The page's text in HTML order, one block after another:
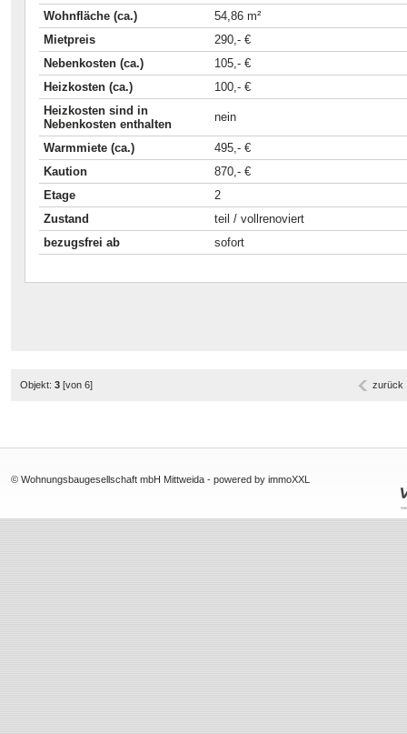
Wohnfläche (ca.)
54,86 m²
Mietpreis
290,- €
Nebenkosten (ca.)
105,- €
Heizkosten (ca.)
100,- €
Heizkosten sind in
Nebenkosten enthalten
nein
Warmmiete (ca.)
495,- €
Kaution
870,- €
Etage
2
Zustand
teil / vollrenoviert
bezugsfrei ab
sofort
Objekt: 3 [von 6] zurück
© Wohnungsbaugesellschaft mbH Mittweida -powered by immoXXL